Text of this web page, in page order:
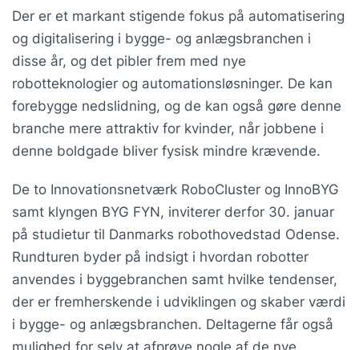
Der er et markant stigende fokus på automatisering
og digitalisering i bygge- og anlægsbranchen i
disse år, og det pibler frem med nye
robotteknologier og automationsløsninger. De kan
forebygge nedslidning, og de kan også gøre denne
branche mere attraktiv for kvinder, når jobbene i
denne boldgade bliver fysisk mindre krævende.
De to Innovationsnetværk RoboCluster og InnoBYG
samt klyngen BYG FYN, inviterer derfor 30. januar
på studietur til Danmarks robothovedstad Odense.
Rundturen byder på indsigt i hvordan robotter
anvendes i byggebranchen samt hvilke tendenser,
der er fremherskende i udviklingen og skaber værdi
i bygge- og anlægsbranchen. Deltagerne får også
mulighed for selv at afprøve nogle af de nye